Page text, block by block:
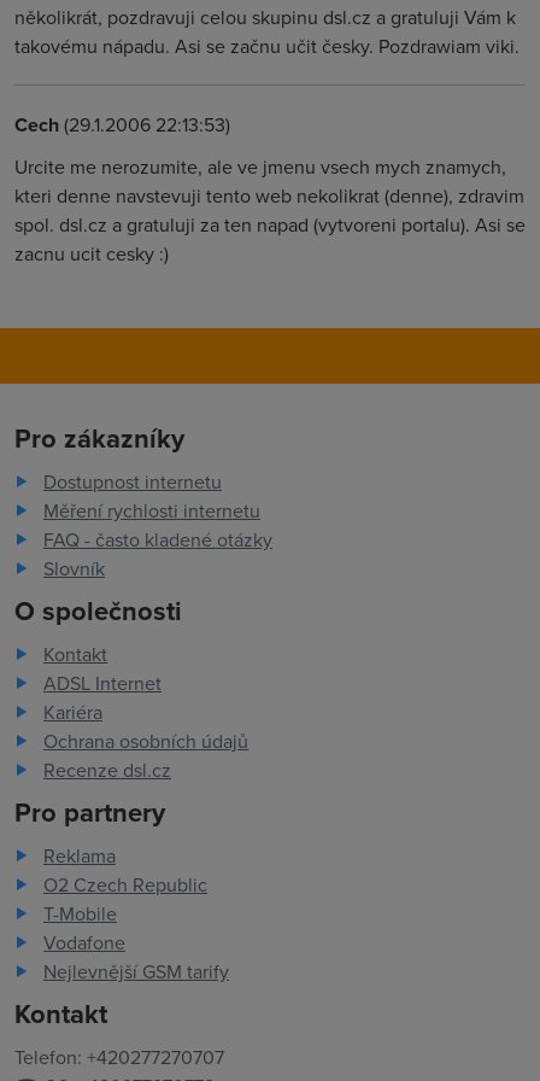
několikrát, pozdravuji celou skupinu dsl.cz a gratuluji Vám k
takovému nápadu. Asi se začnu učit česky. Pozdrawiam viki.
Cech(29.1.2006 22:13:53)
Urcite me nerozumite, ale ve jmenu vsech mych znamych,
kteri denne navstevuji tento web nekolikrat (denne), zdravim
spol. dsl.cz a gratuluji za ten napad (vytvoreni portalu). Asi se
zacnu ucit cesky :)
Pro zákazníky
Dostupnost internetu
Měření rychlosti internetu
FAQ - často kladené otázky
Slovník
O společnosti
Kontakt
ADSL Internet
Kariéra
Ochrana osobních údajů
Recenze dsl.cz
Pro partnery
Reklama
O2 Czech Republic
T-Mobile
Vodafone
Nejlevnější GSM tarify
Kontakt
Telefon: +420277270707